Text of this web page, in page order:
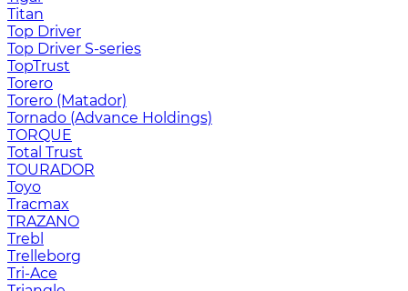
Titan
Top Driver
Top Driver S-series
TopTrust
Torero
Torero (Matador)
Tornado (Advance Holdings)
TORQUE
Total Trust
TOURADOR
Toyo
Tracmax
TRAZANO
Trebl
Trelleborg
Tri-Ace